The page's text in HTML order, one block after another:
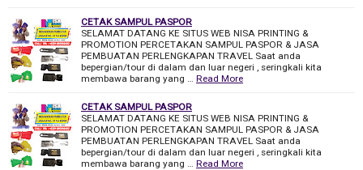
CETAK SAMPUL PASPOR
SELAMAT DATANG KE SITUS WEB NISA PRINTING &
PROMOTION PERCETAKAN SAMPUL PASPOR & JASA
PEMBUATAN PERLENGKAPAN TRAVEL Saat anda
bepergian/tour di dalam dan luar negeri , seringkali kita
membawa barang yang …
Read More
CETAK SAMPUL PASPOR
SELAMAT DATANG KE SITUS WEB NISA PRINTING &
PROMOTION PERCETAKAN SAMPUL PASPOR & JASA
PEMBUATAN PERLENGKAPAN TRAVEL Saat anda
bepergian/tour di dalam dan luar negeri , seringkali kita
membawa barang yang …
Read More